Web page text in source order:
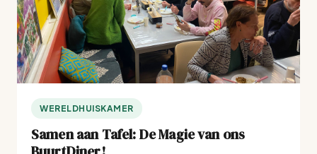
WERELDHUISKAMER
Samen aan Tafel: De Magie van ons